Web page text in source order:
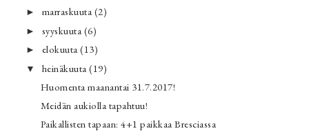
► marraskuuta(2)
► syyskuuta (6)
► elokuuta(13)
▼ heinäkuuta(19)
Huomenta maanantai 31.7.2017!
Meidän aukiolla tapahtuu!
Paikallisten tapaan: 4+1 paikkaa Bresciassa